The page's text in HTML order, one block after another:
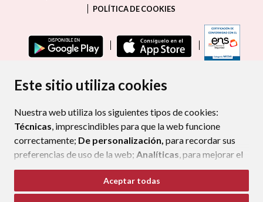
Este sitio utiliza cookies
Nuestra web utiliza los siguientes tipos de cookies:
Técnicas, imprescindibles para que la web funcione
correctamente; De personalización, para recordar sus
preferencias de uso de la web; Analíticas, para mejorar el
funcionamiento de la web y sus servicios.
Si acepta pulsando el botón“Aceptar todas”
Aceptar todas
POLÍTICA DE COOKIES